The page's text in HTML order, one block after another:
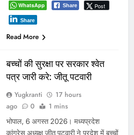
क़रीब दो माह तक लगातार जिला आबकारी
अधिकारी का पद व्यावहारिक रूप से खाली
WhatsApp
Read More
वादे कर मुकर जाना भाजपा की
पहचान, किसान फिर ठगे जा रहे :
कमलनाथ